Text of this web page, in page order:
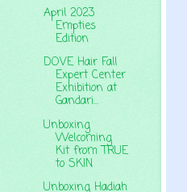
April 2023
Empties
Edition
DOVE Hair Fall
Expert Center
Exhibition at
Gandari...
Unboxing
Welcoming
Kit from TRUE
to SKIN
Unboxing Hadiah